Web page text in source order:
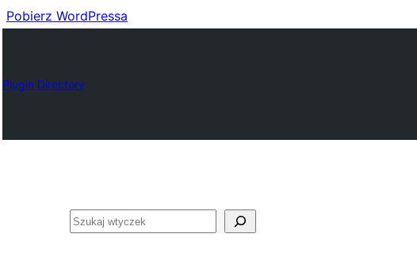
Pobierz WordPressa
Plugin Directory
Szukaj